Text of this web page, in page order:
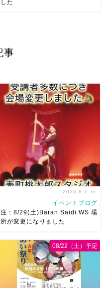
踊ってくれます♡ 東京から参
した
事
8/29（土）Baran Saidi WSお
申し込み多数につき会場変更し
ました♡ 表町桃太郎スタジオ
岡山県岡山市 北区表町2丁目6-
64 4階 ショー会場から近いの
2026.8.7 fri.
イベントブログ
注：8/29(土)Baran Saidi WS 場
所が変更になりました
08/22（土）予定